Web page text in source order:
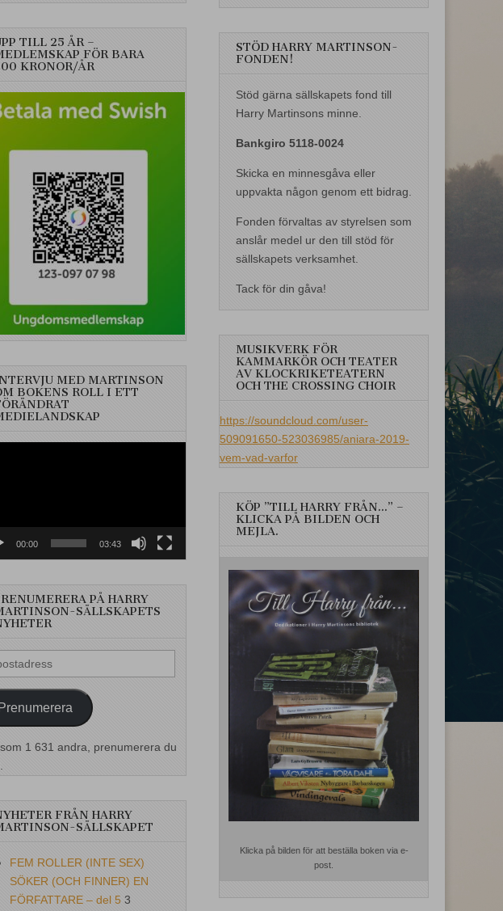
TILL 25 ÅR –
FÖR BARA
KRONOR/ÅR
MED MARTINSON
BOKENS ROLL I ETT
00:00 03:43
PÅ HARRY
SÄLLSKAPETS
Prenumerera
1 631 andra, prenumerera du
FRÅN HARRY
SÄLLSKAPET
FEM ROLLER (INTE SEX)
SÖKER (OCH FINNER) EN
FÖRFATTARE – del 5 3
STÖD HARRY MARTINSON-
FONDEN!
Stöd gärna sällskapets fond till
Harry Martinsons minne.
Bankgiro 5118-0024
Skicka en minnesgåva eller
uppvakta någon genom ett bidrag.
Fonden förvaltas av styrelsen som
anslår medel ur den till stöd för
sällskapets verksamhet.
Tack för din gåva!
MUSIKVERK FÖR
KAMMARKÖR OCH TEATER
AV KLOCKRIKETEATERN
OCH THE CROSSING CHOIR
https://soundcloud.com/user-
509091650-523036985/aniara-2019-
vem-vad-varfor
KÖP ”TILL HARRY FRÅN…” –
KLICKA PÅ BILDEN OCH
MEJLA.
Klicka på bilden för att beställa boken via e-
post.